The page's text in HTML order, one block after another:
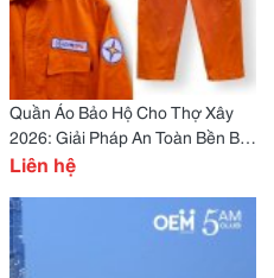
Quần Áo Bảo Hộ Cho Thợ Xây
2026: Giải Pháp An Toàn Bền Bỉ
& Nâng Tầm Chuyên Nghiệp
Liên hệ